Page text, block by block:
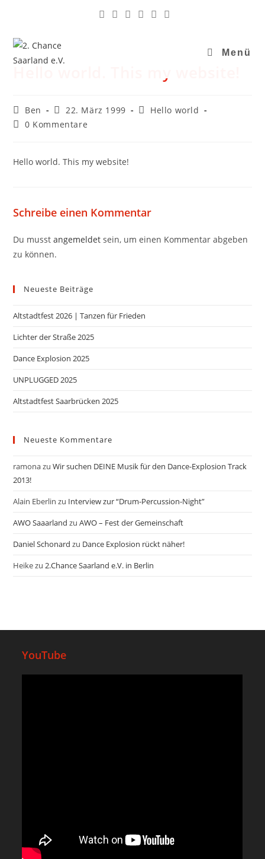
Menü
Ben 22. März 1999
Hello world
0 Kommentare
Hello world. This my website!
Schreibe einen Kommentar
Du musstangemeldet sein, um einen Kommentar abgeben
zu können.
Neueste Beiträge
Altstadtfest 2026 | Tanzen für Frieden
Lichter der Straße 2025
Dance Explosion 2025
UNPLUGGED 2025
Altstadtfest Saarbrücken 2025
Neueste Kommentare
ramonazuWir suchen DEINE Musik für den Dance-Explosion Track
2013!
Alain Eberlin zu Interview zur “Drum-Percussion-Night”
AWO Saaarland zuAWO – Fest der Gemeinschaft
Daniel Schonard zu Dance Explosion rückt näher!
Heikezu2.Chance Saarland e.V. in Berlin
YouTube